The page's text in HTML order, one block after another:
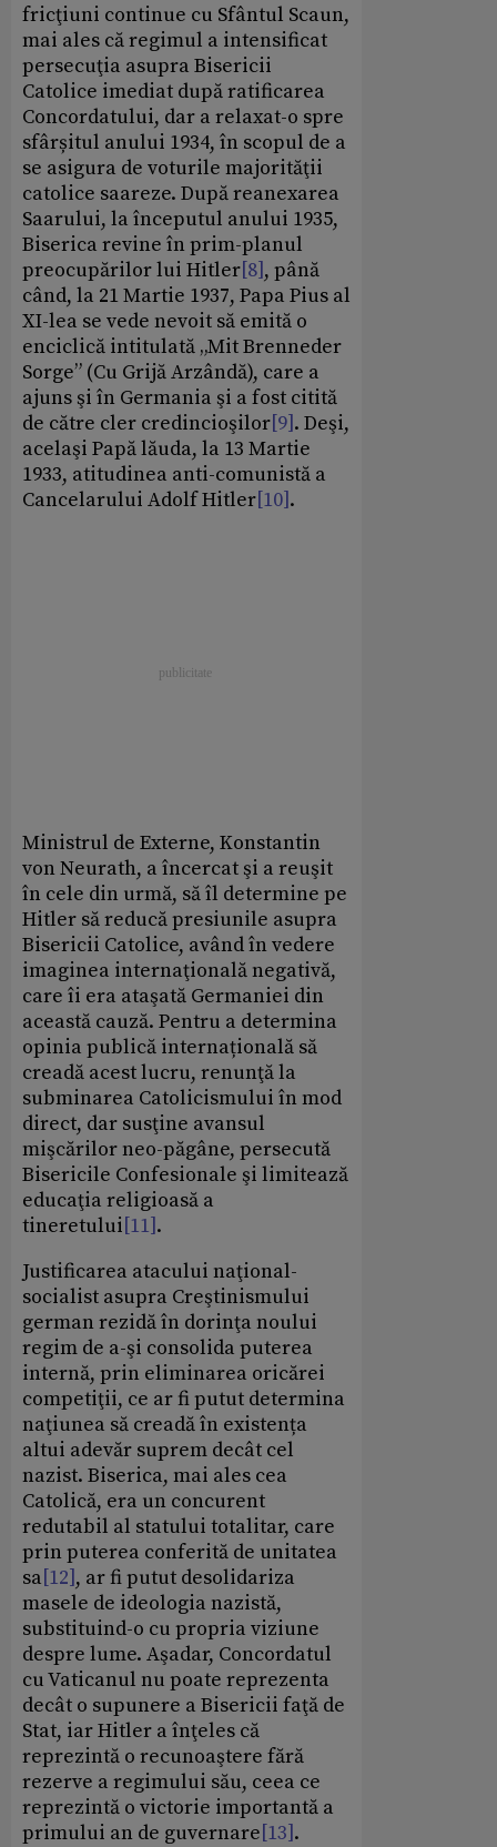
fricţiuni continue cu Sfântul Scaun,
mai ales că regimul a intensificat
persecuţia asupra Bisericii
Catolice imediat după ratificarea
Concordatului, dar a relaxat-o spre
sfârșitul anului 1934, în scopul de a
se asigura de voturile majorităţii
catolice saareze. După reanexarea
Saarului, la începutul anului 1935,
Biserica revine în prim-planul
preocupărilor lui Hitler[8], până
când, la 21 Martie 1937, Papa Pius al
XI-lea se vede nevoit să emită o
enciclică intitulată „Mit Brenneder
Sorge” (Cu Grijă Arzândă), care a
ajuns şi în Germania şi a fost citită
de către cler credincioşilor[9]. Deşi,
acelaşi Papă lăuda, la 13 Martie
1933, atitudinea anti-comunistă a
Cancelarului Adolf Hitler[10].
Ministrul de Externe, Konstantin
von Neurath, a încercat şi a reuşit
în cele din urmă, să îl determine pe
Hitler să reducă presiunile asupra
Bisericii Catolice, având în vedere
imaginea internaţională negativă,
care îi era ataşată Germaniei din
această cauză. Pentru a determina
opinia publică internațională să
creadă acest lucru, renunţă la
subminarea Catolicismului în mod
direct, dar susţine avansul
mişcărilor neo-păgâne, persecută
Bisericile Confesionale şi limitează
educaţia religioasă a
tineretului[11].
Justificarea atacului naţional-
socialist asupra Creştinismului
german rezidă în dorinţa noului
regim de a-şi consolida puterea
internă, prin eliminarea oricărei
competiţii, ce ar fi putut determina
naţiunea să creadă în existența
altui adevăr suprem decât cel
nazist. Biserica, mai ales cea
Catolică, era un concurent
redutabil al statului totalitar, care
prin puterea conferită de unitatea
sa[12], ar fi putut desolidariza
masele de ideologia nazistă,
substituind-o cu propria viziune
despre lume. Aşadar, Concordatul
cu Vaticanul nu poate reprezenta
decât o supunere a Bisericii faţă de
Stat, iar Hitler a înţeles că
reprezintă o recunoaştere fără
rezerve a regimului său, ceea ce
reprezintă o victorie importantă a
primului an de guvernare[13].